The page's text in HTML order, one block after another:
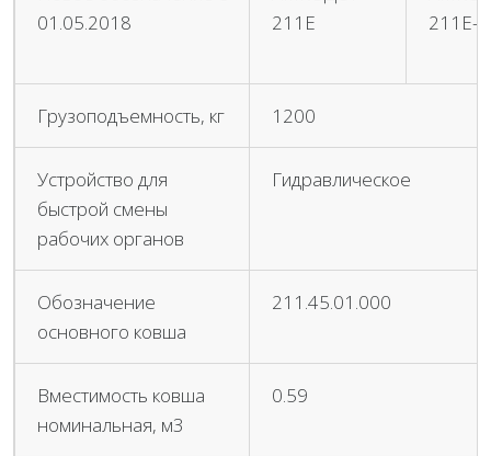
01.05.2018
211Е
211Е-
Грузоподъемность, кг 1200
Устройство для
быстрой смены
рабочих органов
Гидравлическое
Обозначение
основного ковша
211.45.01.000
Вместимость ковша
номинальная, м3
0.59